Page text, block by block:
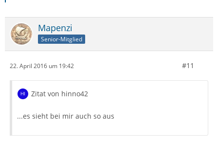
Mapenzi
Senior-Mitglied
22. April 2016 um 19:42 #11
Zitat von hinno42
...es sieht bei mir auch so aus